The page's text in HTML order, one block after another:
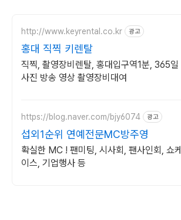
http://www.keyrental.co.kr 광고
홍대 직찍 키렌탈
직찍, 촬영장비렌탈, 홍대입구역1분, 365일
사진 방송 영상 촬영장비대여
https://blog.naver.com/bjy6074 광고
섭외1순위 연예전문MC방주영
확실한 MC ! 팬미팅, 시사회, 팬사인회, 쇼케
이스, 기업행사 등